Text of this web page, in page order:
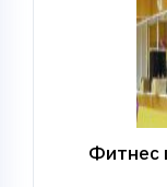
Фитнес